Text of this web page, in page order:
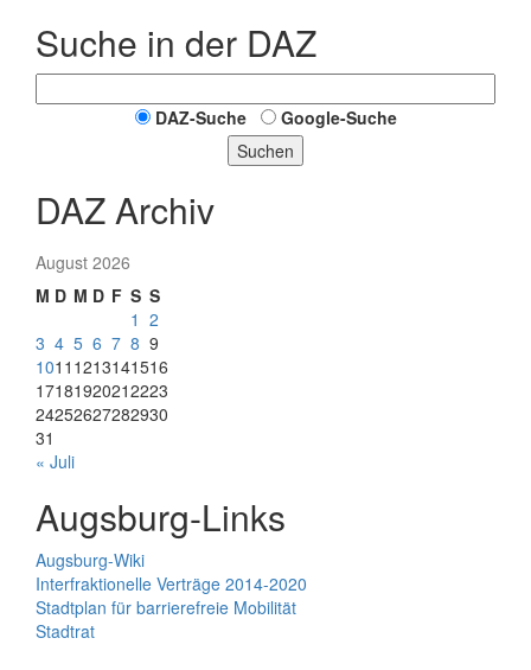
Suche in der DAZ
DAZ-Suche
Google-Suche
Suchen
DAZ Archiv
August 2026
M D M D F S S
1 2
3 4 5 6 7 8 9
1011 1213141516
17181920212223
24252627282930
31
« Juli
Augsburg-Links
Augsburg-Wiki
Interfraktionelle Verträge 2014-2020
Stadtplan für barrierefreie Mobilität
Stadtrat